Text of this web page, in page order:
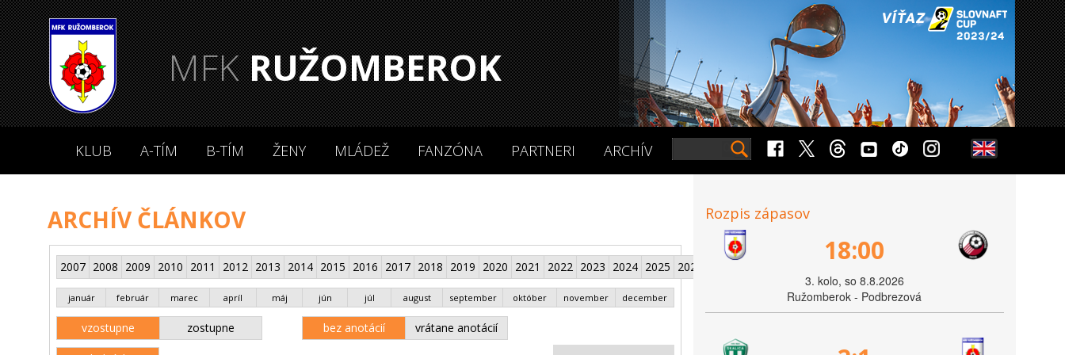
MFKRUŽOMBEROK
KLUB A-TÍM B-TÍM ŽENY MLÁDEŽ FANZÓNA PARTNERI ARCHÍV
ARCHÍV ČLÁNKOV
2007 2008 2009 2010 2011 2012 2013 2014 2015 2016 2017 2018 2019 2020 2021 2022 2023 2024 2025 2026
január február marec apríl máj jún júl august september október november december
vzostupne zostupne bez anotácií vrátane anotácií
Rozpis zápasov
18:00
3. kolo, so 8.8.2026
Ružomberok - Podbrezová